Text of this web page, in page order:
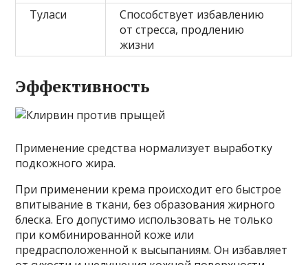
Туласи
Способствует избавлению
от стресса, продлению
жизни
Эффективность
Применение средства нормализует выработку
подкожного жира.
При применении крема происходит его быстрое
впитывание в ткани, без образования жирного
блеска. Его допустимо использовать не только
при комбинированной коже или
предрасположенной к высыпаниям. Он избавляет